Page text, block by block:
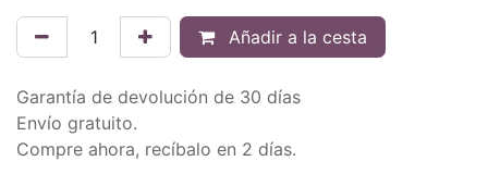
Añadir a la cesta
Garantía de devolución de 30 días
Envío gratuito.
Compre ahora, recíbalo en 2 días.